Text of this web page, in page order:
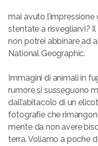
mai avuto
stentate a risvegliarvi?
non potrei abbinare ad
National Geographic.
Immagini di animali in
rumore si susseguono
dall’abitacolo di un
fotografie che
mente da non avere
terra. Voliamo a poche